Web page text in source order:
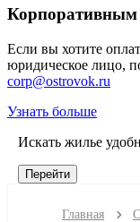
Корпоративным
Если вы хотите
юридическое лицо,
corp@ostrovok.ru
Узнать больше
Искать жилье
Перейти
Главная